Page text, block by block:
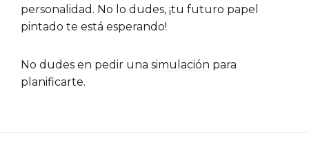
personalidad. No lo dudes, ¡tu futuro papel
pintado te está esperando!
No dudes en pedir una simulación para
planificarte.